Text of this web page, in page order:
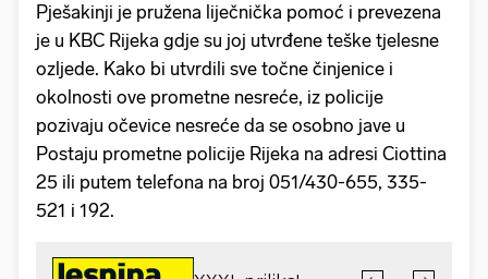
Pješakinji je pružena liječnička pomoć i prevezena
je u KBC Rijeka gdje su joj utvrđene teške tjelesne
ozljede. Kako bi utvrdili sve točne činjenice i
okolnosti ove prometne nesreće, iz policije
pozivaju očevice nesreće da se osobno jave u
Postaju prometne policije Rijeka na adresi Ciottina
25 ili putem telefona na broj 051/430-655, 335-
521 i 192.